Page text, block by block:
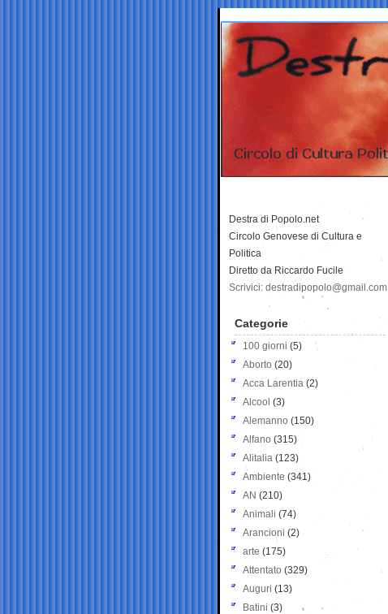
Destra di Popolo.net
Circolo Genovese di Cultura e
Politica
Diretto da Riccardo Fucile
Scrivici: destradipopolo@gmail.com
Categorie
100 giorni (5)
Aborto (20)
Acca Larentia (2)
Alcool (3)
Alemanno (150)
Alfano (315)
Alitalia (123)
Ambiente (341)
AN (210)
Animali (74)
Arancioni (2)
arte (175)
Attentato (329)
Auguri (13)
Batini (3)